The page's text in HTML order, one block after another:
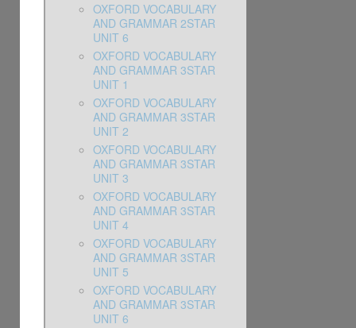
OXFORD VOCABULARY
AND GRAMMAR 2STAR
UNIT 6
OXFORD VOCABULARY
AND GRAMMAR 3STAR
UNIT 1
OXFORD VOCABULARY
AND GRAMMAR 3STAR
UNIT 2
OXFORD VOCABULARY
AND GRAMMAR 3STAR
UNIT 3
OXFORD VOCABULARY
AND GRAMMAR 3STAR
UNIT 4
OXFORD VOCABULARY
AND GRAMMAR 3STAR
UNIT 5
OXFORD VOCABULARY
AND GRAMMAR 3STAR
UNIT 6